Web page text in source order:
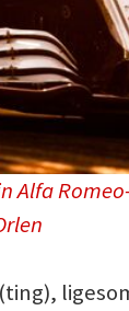
Alfa